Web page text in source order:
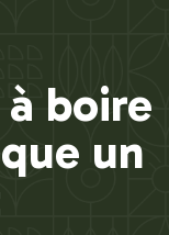
boire
un